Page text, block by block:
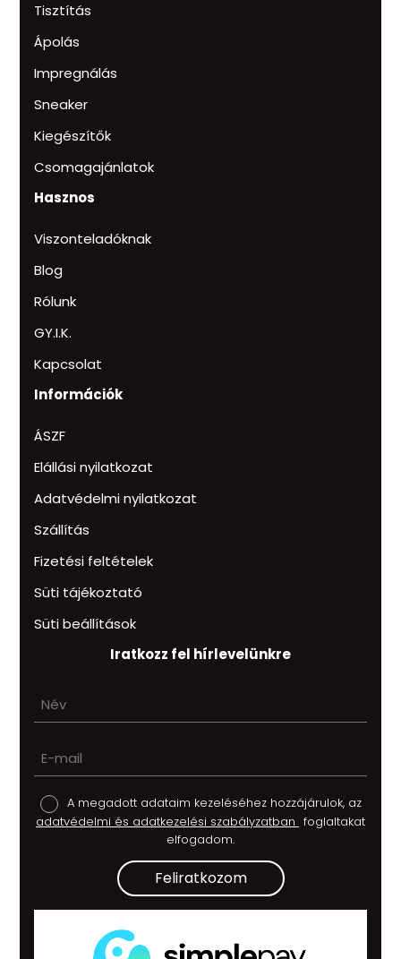
Tisztítás
Ápolás
Impregnálás
Sneaker
Kiegészítők
Csomagajánlatok
Hasznos
Viszonteladóknak
Blog
Rólunk
GY.I.K.
Kapcsolat
Információk
ÁSZF
Elállási nyilatkozat
Adatvédelmi nyilatkozat
Szállítás
Fizetési feltételek
Süti tájékoztató
Süti beállítások
Iratkozz fel hírlevelünkre
A megadott adataim kezeléséhez hozzájárulok, az
adatvédelmi és adatkezelési szabályzatban foglaltakat
elfogadom.
Feliratkozom